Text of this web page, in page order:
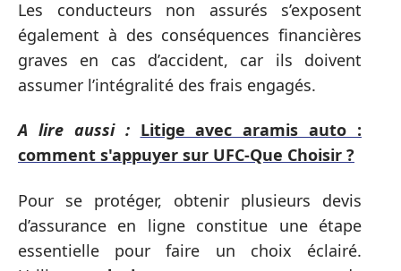
Les conducteurs non assurés s’exposent
également à des conséquences financières
graves en cas d’accident, car ils doivent
assumer l’intégralité des frais engagés.
A lire aussi : Litige avec aramis auto :
comment s'appuyer sur UFC-Que Choisir ?
Pour se protéger, obtenir plusieurs devis
d’assurance en ligne constitue une étape
essentielle pour faire un choix éclairé.